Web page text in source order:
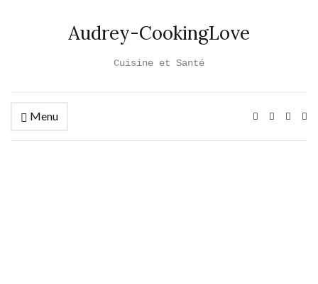
Audrey-CookingLove
Cuisine et Santé
Menu